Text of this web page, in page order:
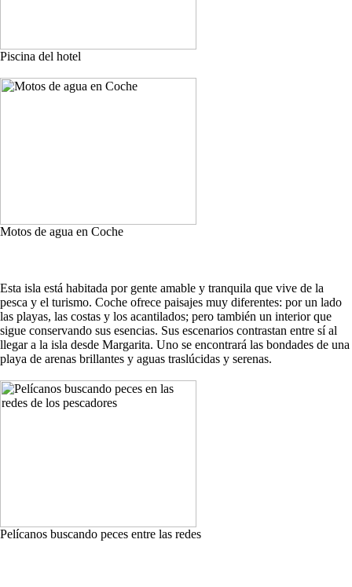
Piscina del hotel
Motos de agua en Coche
Esta isla está habitada por gente amable y tranquila que vive de la
pesca y el turismo. Coche ofrece paisajes muy diferentes: por un lado
las playas, las costas y los acantilados; pero también un interior que
sigue conservando sus esencias. Sus escenarios contrastan entre sí al
llegar a la isla desde Margarita. Uno se encontrará las bondades de una
playa de arenas brillantes y aguas traslúcidas y serenas.
Pelícanos buscando peces entre las redes